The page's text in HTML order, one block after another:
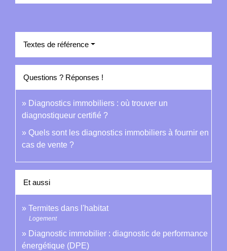
Textes de référence
Questions ? Réponses !
Diagnostics immobiliers : où trouver un
diagnostiqueur certifié ?
Quels sont les diagnostics immobiliers à fournir en
cas de vente ?
Et aussi
Termites dans l'habitat
Logement
Diagnostic immobilier : diagnostic de performance
énergétique (DPE)